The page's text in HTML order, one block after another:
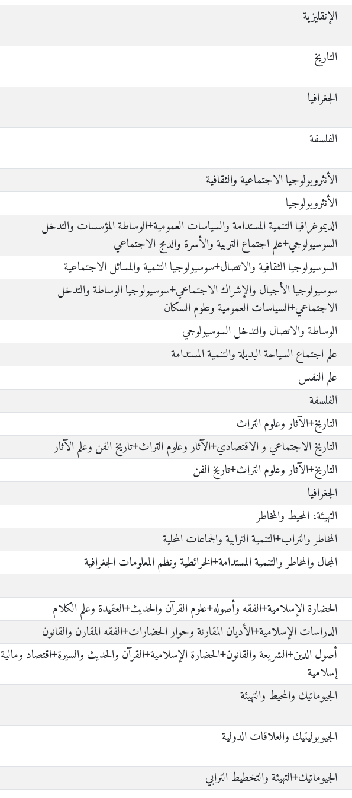
الإنقليزية
التاريخ
الجغرافيا
الفلسفة
الأنثروبولوجيا الاجتماعية والثقافية
الأنثروبولوجيا
الديموغرافيا التنمية المستدامة والسياسات العمومية+الوساطة المؤسسات والتدخل
السوسيولوجي+علم اجتماع التربية والأسرة والدمج الاجتماعي
السوسيولوجيا الثقافية والاتصال+سوسيولوجيا التنمية والمسائل الاجتماعية
سوسيولوجيا الأجيال والإشراك الاجتماعي+سوسيولوجيا الوساطة والتدخل
الاجتماعي+السياسات العمومية وعلوم السكان
الوساطة والاتصال والتدخل السوسيولوجي
علم اجتماع السياحة البديلة والتنمية المستدامة
علم النفس
الفلسفة
التاريخ+الآثار وعلوم التراث
التاريخ الاجتماعي و الاقتصادي+الآثار وعلوم التراث+تاريخ الفن وعلم الآثار
التاريخ+الآثار وعلوم التراث+تاريخ الفن
الجغرافيا
التهيئة، المحيط والمخاطر
المخاطر والتراب+التنمية الترابية والجماعات المحلية
المجال والمخاطر والتنمية المستدامة+الخرائطية ونظم المعلومات الجغرافية
الحضارة الإسلامية+الفقه وأصوله+علوم القرآن والحديث+العقيدة وعلم الكلام
الدراسات الإسلامية+الأديان المقارنة وحوار الحضارات+الفقه المقارن والقانون
أصول الدين+الشريعة والقانون+الحضارة الإسلامية+القرآن والحديث والسيرة+اقتصاد ومالية
إسلامية
الجيوماتيك والمحيط والتهيئة
الجيوبوليتيك والعلاقات الدولية
الجيوماتيك+التهيئة والتخطيط الترابي